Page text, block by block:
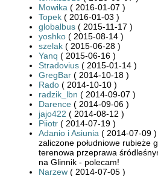
Mowika ( 2016-01-07 )
Topek ( 2016-01-03 )
globalbus ( 2015-11-17 )
yoshko ( 2015-08-14 )
szelak ( 2015-06-28 )
Yanq ( 2015-06-16 )
Stradovius ( 2015-01-14 )
GregBar ( 2014-10-18 )
Rado ( 2014-10-10 )
radzik_lbn ( 2014-09-07 )
Darence ( 2014-09-06 )
jajo422 ( 2014-08-12 )
Piiotr ( 2014-07-19 )
Adanio i Asiunia ( 2014-07-09
zaliczone południowe rubieże
terenowa przeprawa
na Glinnik - polecam!
Narzew ( 2014-07-05 )